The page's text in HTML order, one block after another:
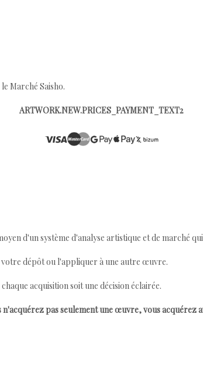
Marché Saisho.
ARTWORK.NEW.PRICES_PAYMENT_TEXT2
d'un système d'analyse artistique et de marché
dépôt ou l'appliquer à une autre œuvre.
acquisition soit une décision éclairée.
n'acquérez pas seulement une œuvre, vous acquérez